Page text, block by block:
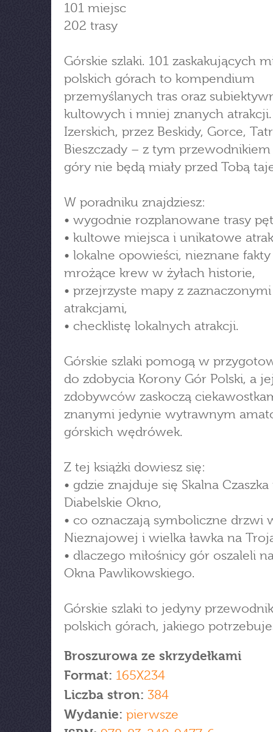
101 miejsc
202 trasy
Górskie szlaki. 101 zaskakujących
polskich górach to kompendium
przemyślanych tras oraz
kultowych i mniej znanych
Izerskich, przez Beskidy, Gorce,
Bieszczady – z tym przewodnikiem
góry nie będą miały przed Tobą
W poradniku znajdziesz:
• wygodnie rozplanowane trasy
• kultowe miejsca i unikatowe
• lokalne opowieści, nieznane
mrożące krew w żyłach historie,
• przejrzyste mapy z zaznaczonymi
atrakcjami,
• checklistę lokalnych atrakcji.
Górskie szlaki pomogą w
do zdobycia Korony Gór Polski, a
zdobywców zaskoczą
znanymi jedynie wytrawnym
górskich wędrówek.
Z tej książki dowiesz się:
• gdzie znajduje się Skalna Czaszka
Diabelskie Okno,
• co oznaczają symboliczne drzwi
Nieznajowej i wielka ławka na
• dlaczego miłośnicy gór oszaleli
Okna Pawlikowskiego.
Górskie szlaki to jedyny
polskich górach, jakiego
Broszurowa ze skrzydełkami
Format: 165X234
Liczba stron: 384
Wydanie: pierwsze